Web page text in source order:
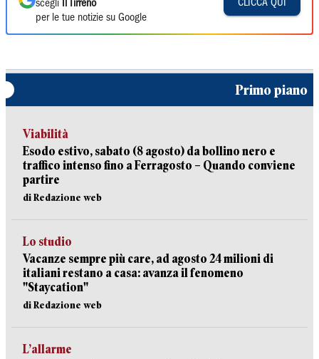
scegli
Il Tirreno
per le tue notizie su Google
CLICCA QUI
Primo piano
Viabilità
Esodo estivo, sabato (8 agosto) da bollino nero e
traffico intenso fino a Ferragosto – Quando conviene
partire
di Redazione web
Lo studio
Vacanze sempre più care, ad agosto 24 milioni di
italiani restano a casa: avanza il fenomeno
"Staycation"
di Redazione web
L’allarme